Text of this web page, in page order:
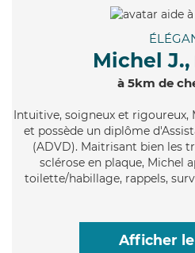
Michel J.,
à 5km de
Intuitive, soigneux et rigoureux,
et possède un diplôme
(ADVD). Maitrisant bien les
sclérose en plaque, Michel
toilette/habillage, rappels,
Afficher